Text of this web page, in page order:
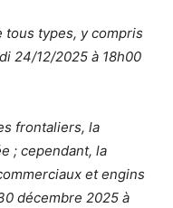
tous types, y compris
24/12/2025 à 18h00
frontaliers, la
; cependant, la
et engins
décembre 2025 à